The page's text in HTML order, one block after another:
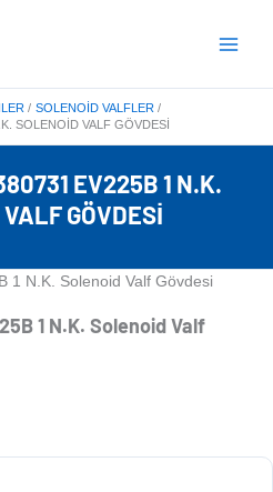
Menu
SOLENOID VALFLER
SOLENOID VALF GÖVDESI
EV225B 1 N.K.
GÖVDESI
1 N.K. Solenoid Valf